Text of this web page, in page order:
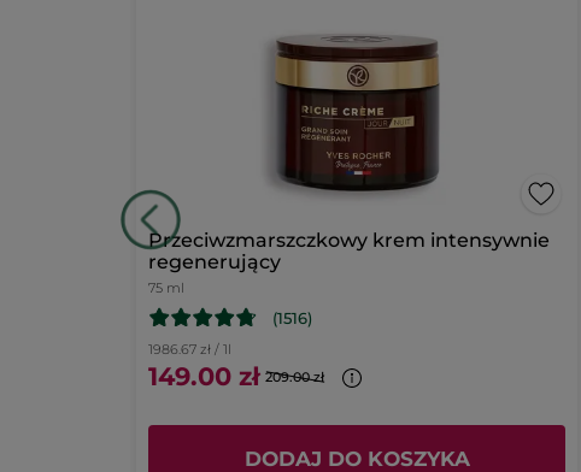
Przeciwzmarszczkowy krem intensywnie
regenerujący
75 ml
(1516)
1986.67 zł / 1l
149.00 zł 209.00 zł
DODAJ DO KOSZYKA